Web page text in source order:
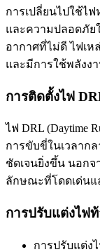
การเปลี่ยนไปใช้ไ
และความปลอดภัย
อากาศที่ไม่ดี ไฟเ
และมีการใช้พลังง
การติดตั้งไฟ
ไฟ DRL (Daytime
การขับขี่ในเวลาก
ชัดเจนยิ่งขึ้น นอก
ลักษณะที่โดดเด่นแ
การปรับแต่งไฟ
การปรับแต่ง